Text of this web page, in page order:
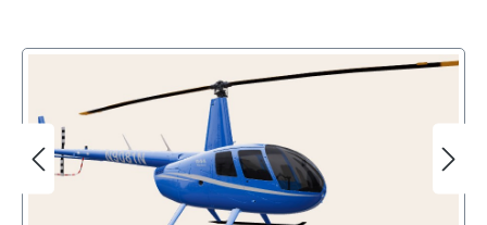
Bildergalerie überspringen